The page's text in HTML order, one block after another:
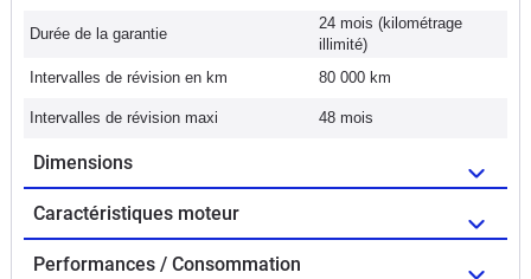
Durée de la garantie
24 mois (kilométrage
illimité)
Intervalles de révision en km
80 000 km
Intervalles de révision maxi 48 mois
Dimensions
Caractéristiques moteur
Performances / Consommation